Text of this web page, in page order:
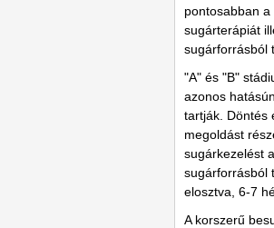
pontosabban
sugárterápiát
sugárforrásból
"A" és "B"
azonos
tartják. Döntés
megoldást
sugárkezelést
sugárforrásból
elosztva, 6-7
A korszerű